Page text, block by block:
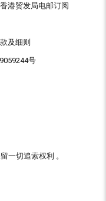
港贸发局电邮订阅
及细则
号
一切追索权利 。